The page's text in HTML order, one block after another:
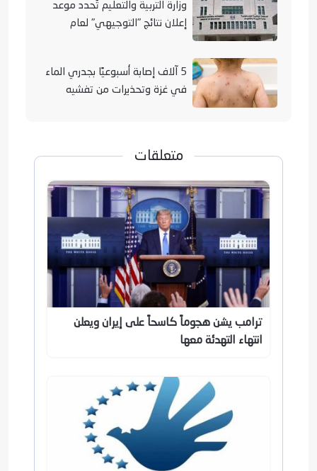
وزارة التربية والتعليم تُحدد موعد
إعلان نتائج "التوجيهي" لعام
5 آلاف إصابة أسبوعيًا بجدري الماء
في غزة وتحذيرات من تفشيه
متعلقات
ترامب يشن هجوماً كاسحاً على إيران ويعلن
انتهاء التهدئة معها